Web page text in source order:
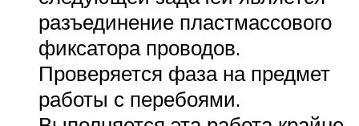
разъединение пластмассового
фиксатора проводов.
Проверяется фаза на предмет
работы с перебоями.